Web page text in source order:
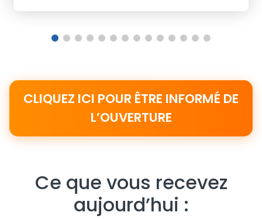
1 2 3 4 5 6 7 8 9 10 11 12 13 14
CLIQUEZ ICI POUR ÊTRE INFORMÉ DE
L’OUVERTURE
Ce que vous recevez
aujourd’hui :